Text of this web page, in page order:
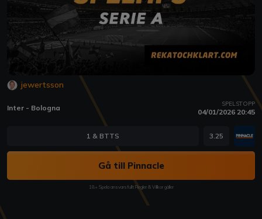
jewertsson
Inter - Bologna SPELSTOPP
04/01/2026 20:45
1 & BTTS 3.25
Gå till Pinnacle
18+ Spela ansvarsfullt Regler & Villkor gäller